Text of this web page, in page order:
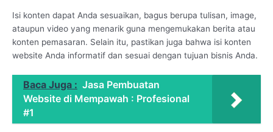
Isi konten dapat Anda sesuaikan, bagus berupa tulisan, image,
ataupun video yang menarik guna mengemukakan berita atau
konten pemasaran. Selain itu, pastikan juga bahwa isi konten
website Anda informatif dan sesuai dengan tujuan bisnis Anda.
Baca Juga : Jasa Pembuatan
Website di Mempawah : Profesional
#1